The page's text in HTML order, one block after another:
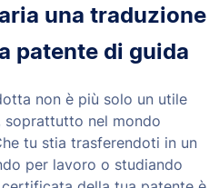
una traduzione
patente di guida
non è più solo un utile
soprattutto nel mondo
tu stia trasferendoti in un
per lavoro o studiando